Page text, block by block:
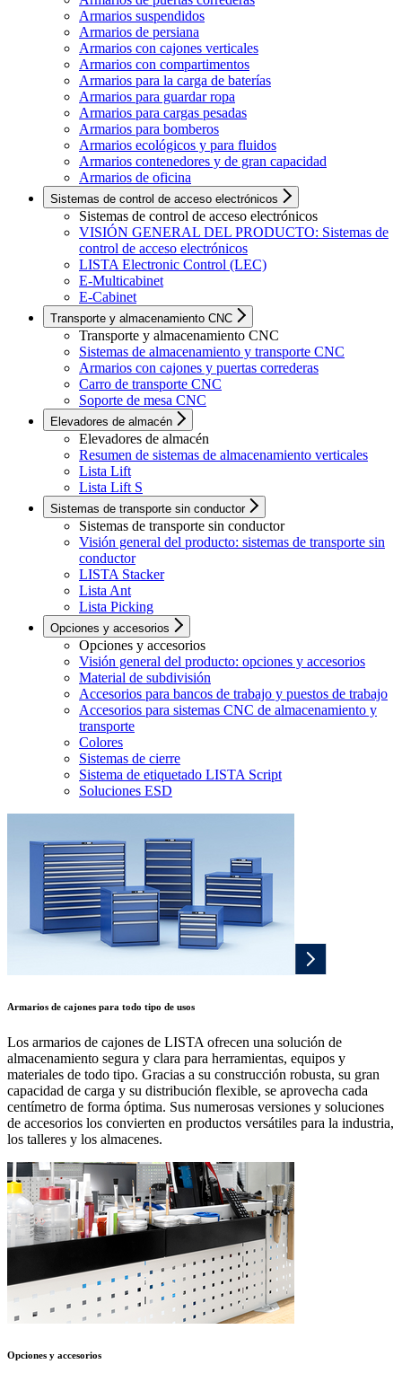
Armarios suspendidos
Armarios de persiana
Armarios con cajones verticales
Armarios con compartimentos
Armarios para la carga de baterías
Armarios para guardar ropa
Armarios para cargas pesadas
Armarios para bomberos
Armarios ecológicos y para fluidos
Armarios contenedores y de gran capacidad
Armarios de oficina
Sistemas de control de acceso electrónicos
Sistemas de control de acceso electrónicos
VISIÓN GENERAL DEL PRODUCTO: Sistemas de
control de acceso electrónicos
LISTA Electronic Control (LEC)
E-Multicabinet
E-Cabinet
Transporte y almacenamiento CNC
Transporte y almacenamiento CNC
Sistemas de almacenamiento y transporte CNC
Armarios con cajones y puertas correderas
Carro de transporte CNC
Soporte de mesa CNC
Elevadores de almacén
Elevadores de almacén
Resumen de sistemas de almacenamiento verticales
Lista Lift
Lista Lift S
Sistemas de transporte sin conductor
Sistemas de transporte sin conductor
Visión general del producto: sistemas de transporte sin
conductor
LISTA Stacker
Lista Ant
Lista Picking
Opciones y accesorios
Opciones y accesorios
Visión general del producto: opciones y accesorios
Material de subdivisión
Accesorios para bancos de trabajo y puestos de trabajo
Accesorios para sistemas CNC de almacenamiento y
transporte
Colores
Sistemas de cierre
Sistema de etiquetado LISTA Script
Soluciones ESD
Armarios de cajones para todo tipo de usos
Los armarios de cajones de LISTA ofrecen una solución de
almacenamiento segura y clara para herramientas, equipos y
materiales de todo tipo. Gracias a su construcción robusta, su gran
capacidad de carga y su distribución flexible, se aprovecha cada
centímetro de forma óptima. Sus numerosas versiones y soluciones
de accesorios los convierten en productos versátiles para la industria,
los talleres y los almacenes.
Opciones y accesorios